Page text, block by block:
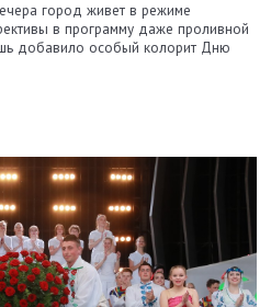
город живет в режиме
в программу даже проливной
добавило особый колорит Дню